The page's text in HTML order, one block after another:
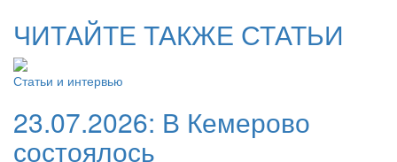
ЧИТАЙТЕ ТАКЖЕ СТАТЬИ
Статьи и интервью
23.07.2026: В Кемерово
состоялось